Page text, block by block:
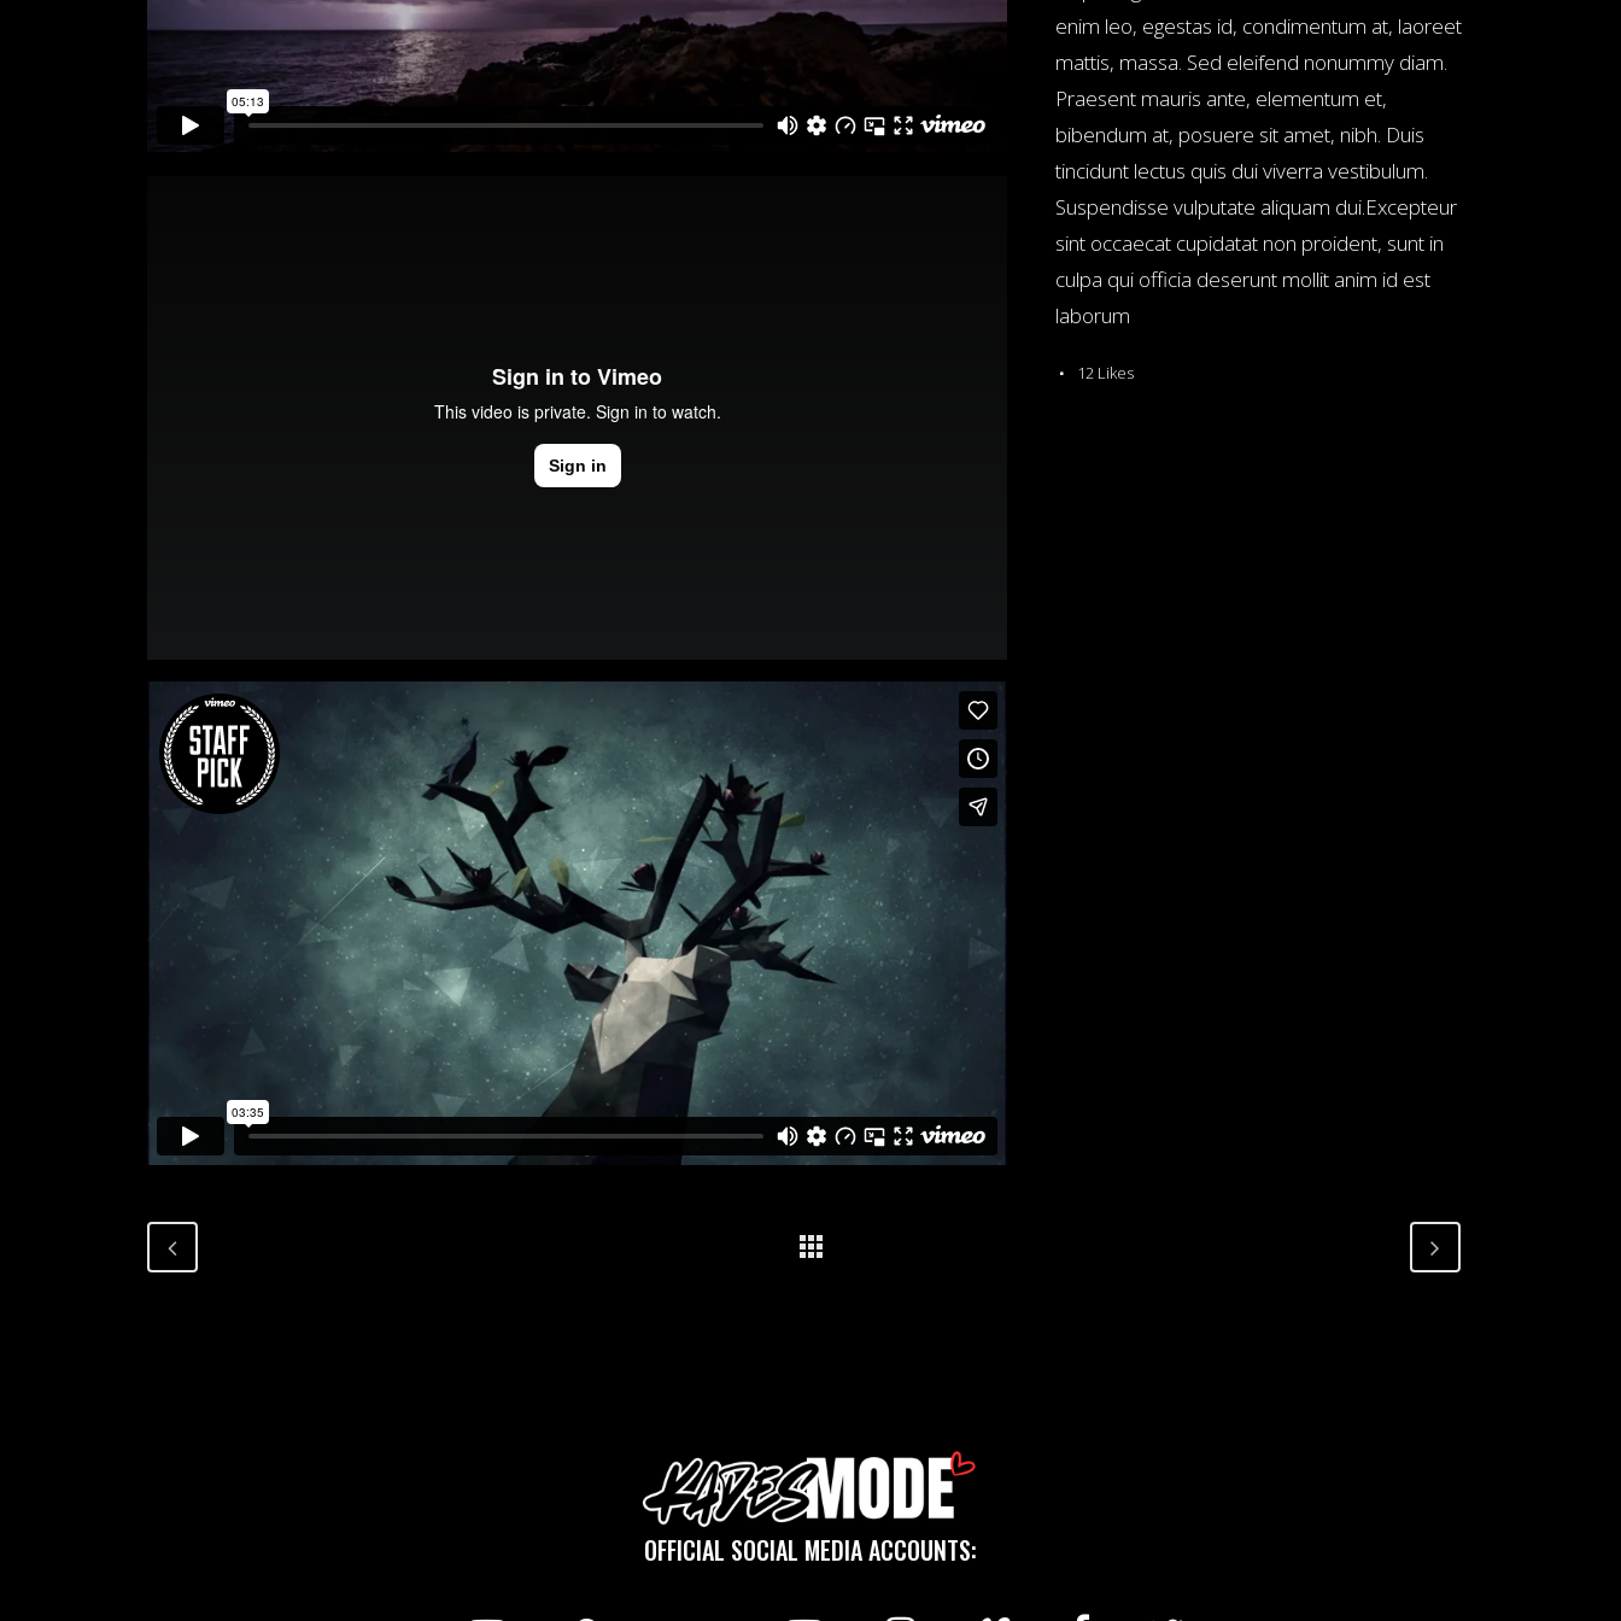
enim leo, egestas id, condimentum at, laoreet
mattis, massa. Sed eleifend nonummy diam.
Praesent mauris ante, elementum et,
bibendum at, posuere sit amet, nibh. Duis
tincidunt lectus quis dui viverra vestibulum.
Suspendisse vulputate aliquam dui.Excepteur
sint occaecat cupidatat non proident, sunt in
culpa qui officia deserunt mollit anim id est
laborum
12 Likes
OFFICIAL SOCIAL MEDIA ACCOUNTS: